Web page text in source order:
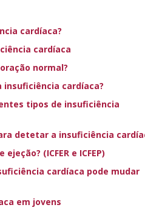
cardíaca?
cardíaca
normal?
insuficiência cardíaca?
tipos de insuficiência
detetar a insuficiência
(ICFER e ICFEP)
cardíaca pode mudar
em jovens
DO
text size
Print this page
uma pessoa para de respirar
doentes com insuficiência
de perturbações do
incluir apneia e episódios
é geralmente sentida como
em posição deitada, o que